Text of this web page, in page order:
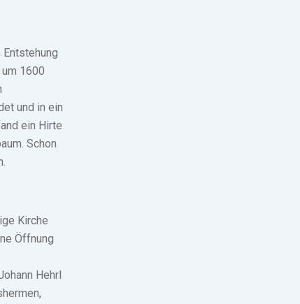
1600
und in ein
ein Hirte
Schon
Kirche
Öffnung
Hehrl